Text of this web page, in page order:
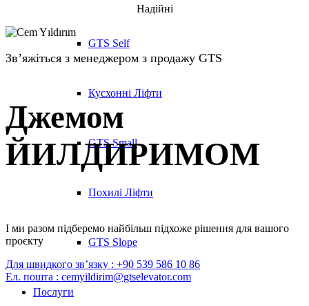
GTS Self
Кусхонні Ліфти
GTS Small
Похилі Ліфти
GTS Slope
Послуги
Надійні
Зв’яжіться з менеджером з продажу GTS
Джемом
ЙИЛДИРИМОМ
І ми разом підберемо найбільш підхоже рішення для вашого
проєкту
Для швидкого зв’язку : +90 539 586 10 86
Ел. пошта : cemyildirim@gtselevator.com